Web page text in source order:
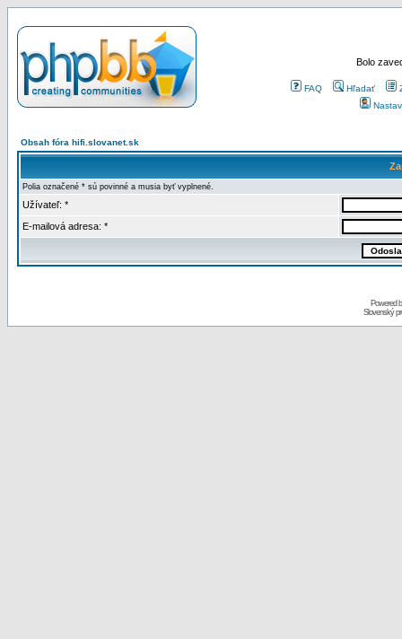
Bolo
FAQ Hľadať
Obsah fóra hifi.slovanet.sk
Polia označené * sú povinné a musia byť vyplnené.
Užívateľ: *
E-mailová adresa: *
Powered
Slovenský